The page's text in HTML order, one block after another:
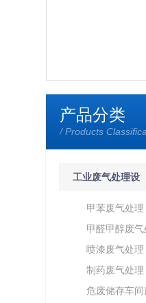
产品分类
/ Products
工业废气处理设
甲苯废气处理
甲醛甲醇废气
喷漆废气处理
制药废气处理
危废储存车